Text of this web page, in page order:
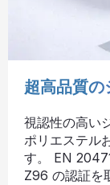
超高品質の
視認性の高い
ポリエステル
す。 EN
Z96 の認証を